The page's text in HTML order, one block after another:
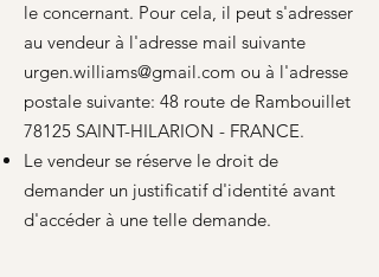
le concernant. Pour cela, il peut s'adresser
au vendeur à l'adresse mail suivante
urgen.williams@gmail.com ou à l'adresse
postale suivante: 48 route de Rambouillet
78125 SAINT-HILARION - FRANCE.
Le vendeur se réserve le droit de
demander un justificatif d'identité avant
d'accéder à une telle demande.